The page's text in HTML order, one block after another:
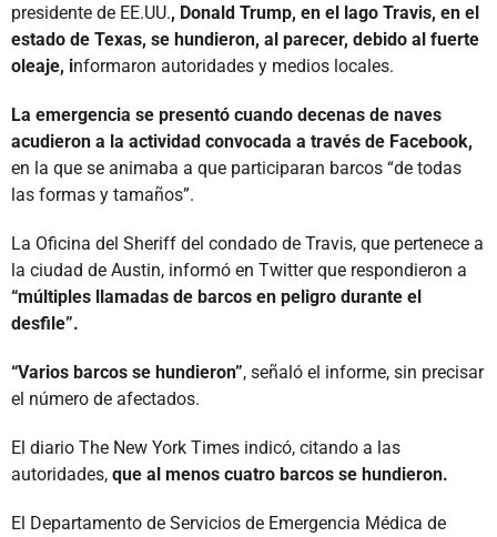
presidente de EE.UU., Donald Trump, en el lago Travis, en el
estado de Texas, se hundieron, al parecer, debido al fuerte
oleaje, informaron autoridades y medios locales.
La emergencia se presentó cuando decenas de naves
acudieron a la actividad convocada a través de Facebook,
en la que se animaba a que participaran barcos “de todas
las formas y tamaños”.
La Oficina del Sheriff del condado de Travis, que pertenece a
la ciudad de Austin, informó en Twitter que respondieron a
“múltiples llamadas de barcos en peligro durante el
desfile”.
“Varios barcos se hundieron”, señaló el informe, sin precisar
el número de afectados.
El diario The New York Times indicó, citando a las
autoridades, que al menos cuatro barcos se hundieron.
El Departamento de Servicios de Emergencia Médica de